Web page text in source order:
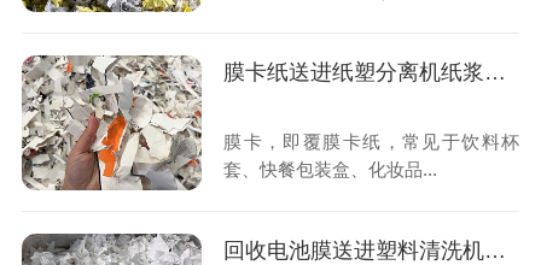
膜卡纸送进纸塑分离机纸浆和塑料分头出来
膜卡，即覆膜卡纸，常见于饮料杯
套、快餐包装盒、化妆品...
回收电池膜送进塑料清洗机出来就是干净塑料